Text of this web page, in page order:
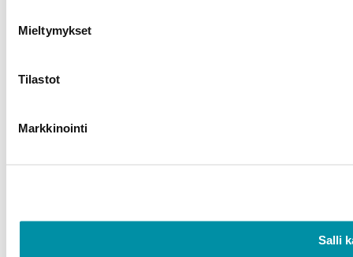
Mieltymykset
Tilastot
Markkinointi
Salli